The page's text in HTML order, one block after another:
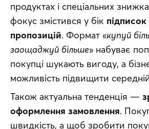
продуктах і спеціальних
фокус змістився у бік підписок
пропозицій. Формат «купуй
заощаджуй більше» набуває
покупці шукають вигоду, а
можливість підвищити
Також актуальна тенденція —
оформлення замовлення.
швидкість, а щоб зробити